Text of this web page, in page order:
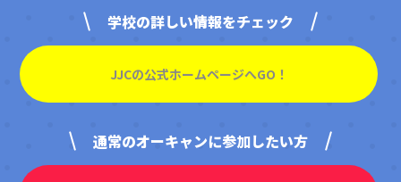
学校の詳しい情報をチェック
JJCの公式ホームページへGO！
通常のオーキャンに参加したい方